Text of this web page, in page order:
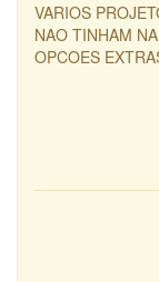
VARIOS
NAO TINHAM
OPCOES